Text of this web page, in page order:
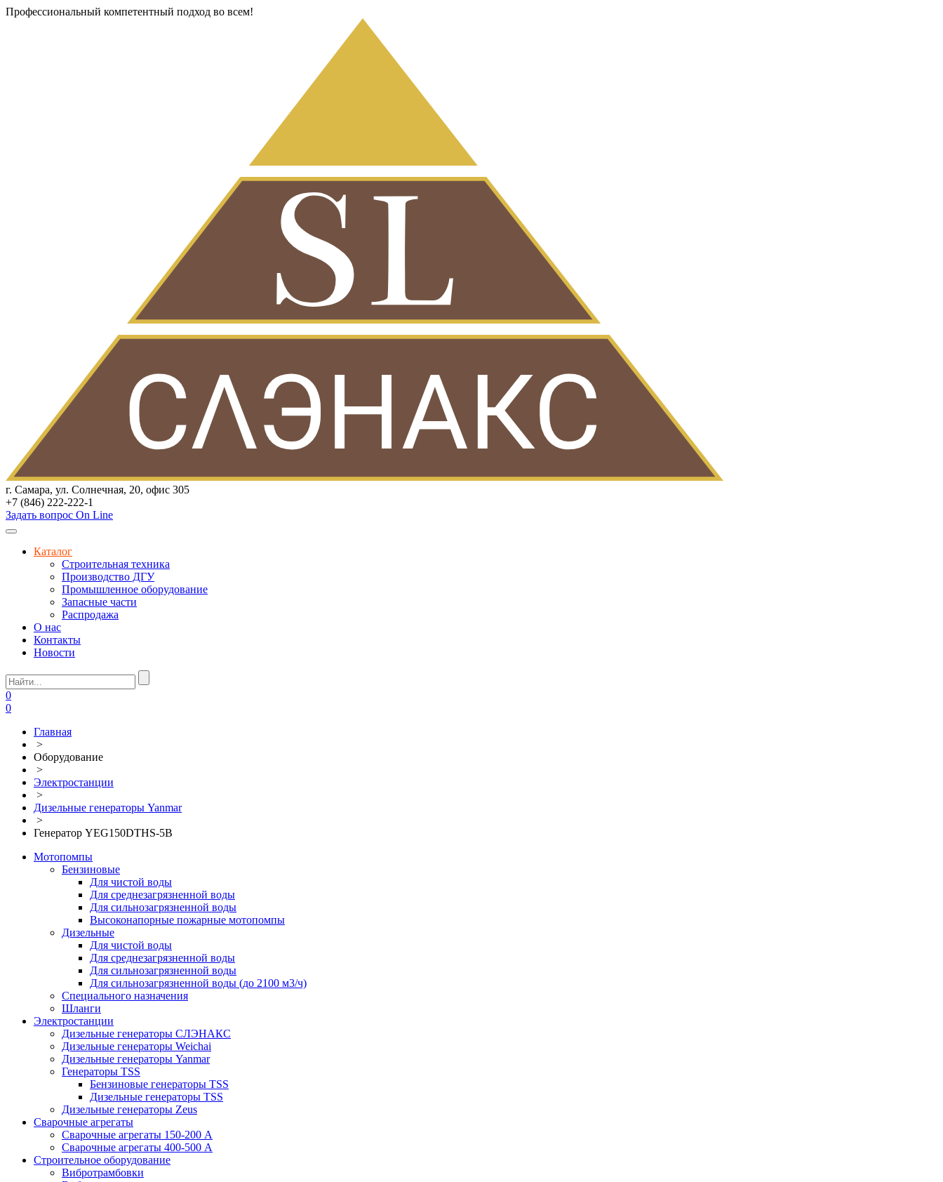
Профессиональный компетентный подход во всем!
г. Самара, ул. Солнечная, 20, офис 305
+7 (846) 222-222-1
Задать вопрос On Line
Каталог
Строительная техника
Производство ДГУ
Промышленное оборудование
Запасные части
Распродажа
О нас
Контакты
Новости
0
0
Главная
>
Оборудование
>
Электростанции
>
Дизельные генераторы Yanmar
>
Генератор YEG150DTHS-5B
Мотопомпы
Бензиновые
Для чистой воды
Для среднезагрязненной воды
Для сильнозагрязненной воды
Высоконапорные пожарные мотопомпы
Дизельные
Для чистой воды
Для среднезагрязненной воды
Для сильнозагрязненной воды
Для сильнозагрязненной воды (до 2100 м3/ч)
Специального назначения
Шланги
Электростанции
Дизельные генераторы СЛЭНАКС
Дизельные генераторы Weichai
Дизельные генераторы Yanmar
Генераторы TSS
Бензиновые генераторы TSS
Дизельные генераторы TSS
Дизельные генераторы Zeus
Сварочные агрегаты
Сварочные агрегаты 150-200 А
Сварочные агрегаты 400-500 А
Строительное оборудование
Вибротрамбовки